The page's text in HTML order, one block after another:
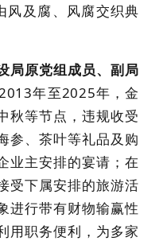
风及腐、风腐交织典
局原党组成员、副局
年至2025年，金
秋等节点，违规收受
参、茶叶等礼品及购
业主安排的宴请；在
受下属安排的旅游活
进行带有财物输赢性
用职务便利，为多家